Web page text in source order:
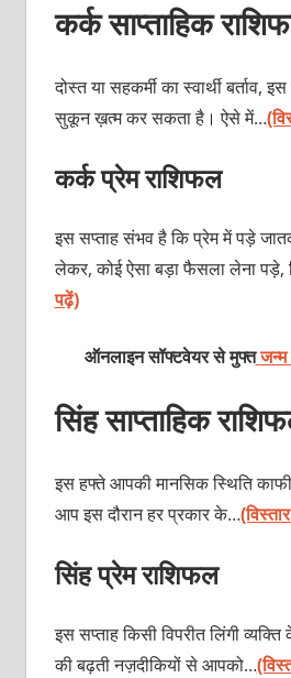
कर्क साप्ताहिक
दोस्त या सहकर्मी का स्वार्थी बर्ताव,
सुकून ख़त्म कर सकता है। ऐसे में…
कर्क प्रेम राशिफल
इस सप्ताह संभव है कि प्रेम में पड़े
लेकर, कोई ऐसा बड़ा फैसला लेना
पढ़ें)
ऑनलाइन सॉफ्टवेयर से मुफ्त
सिंह साप्ताहिक
इस हफ्ते आपकी मानसिक स्थिति काफी
आप इस दौरान हर प्रकार के…
सिंह प्रेम राशिफल
इस सप्ताह किसी विपरीत लिंगी
की बढ़ती नज़दीकियों से आपको…